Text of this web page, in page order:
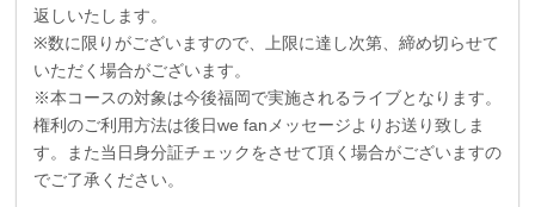
返しいたします。
※数に限りがございますので、上限に達し次第、締め切らせて
いただく場合がございます。
※本コースの対象は今後福岡で実施されるライブとなります。
権利のご利用方法は後日we fanメッセージよりお送り致しま
す。また当日身分証チェックをさせて頂く場合がございますの
でご了承ください。